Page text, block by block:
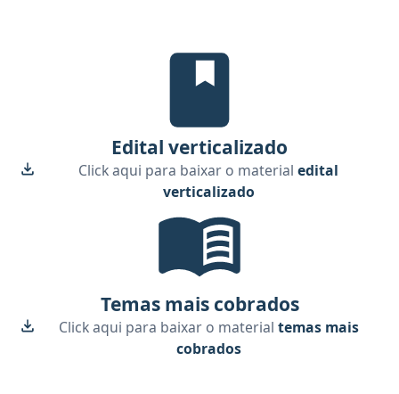
Edital Verticalizado, material
Edital verticalizado
Click aqui para baixar o materialedital
verticalizado
Temas mais cobrados
Click aqui para baixar o material temas mais
cobrados